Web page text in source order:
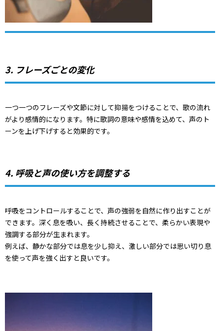
3. フレーズごとの変化
一つ一つのフレーズや文節に対して抑揚をつけることで、歌の流れ
がより感情的になります。特に歌詞の意味や感情を込めて、声のト
ーンを上げ下げすると効果的です。
4. 呼吸と声の使い方を調整する
呼吸をコントロールすることで、声の強弱を自然に作り出すことが
できます。深く息を吸い、長く持続させることで、柔らかい表現や
強調する部分が生まれます。
例えば、静かな部分では息を少し抑え、激しい部分では思い切り息
を使って声を強く出すと良いです。